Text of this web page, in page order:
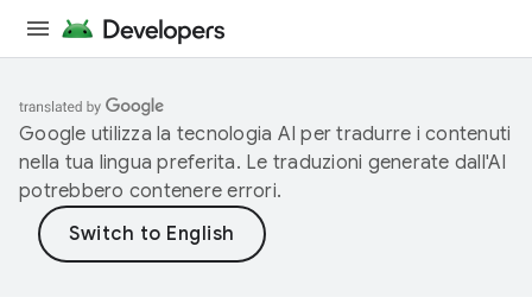
Google utilizza la tecnologia AI per tradurre i contenuti
nella tua lingua preferita. Le traduzioni generate dall'AI
potrebbero contenere errori.